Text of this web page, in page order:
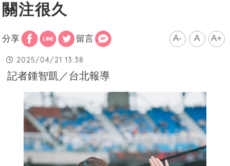
關注很久
分享 留言 A- A A+
2025/04/21 13:38
記者鍾智凱／台北報導